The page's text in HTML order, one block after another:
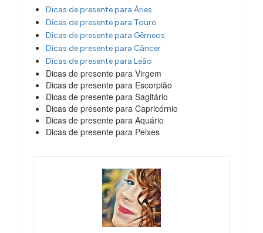
Dicas de presente para Áries
Dicas de presente para Touro
Dicas de presente para Gêmeos
Dicas de presente para Câncer
Dicas de presente para Leão
Dicas de presente para Virgem
Dicas de presente para Escorpião
Dicas de presente para Sagitário
Dicas de presente para Capricórnio
Dicas de presente para Aquário
Dicas de presente para Peixes